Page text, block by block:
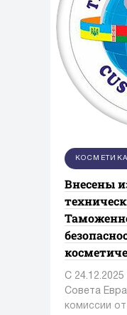
КОСМЕТИКА
Внесены
С
Совета
комиссии